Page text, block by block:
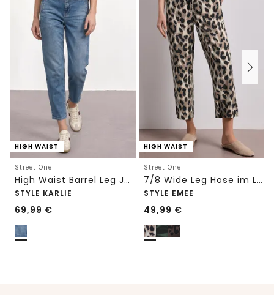
HIGH WAIST
Street One
High Waist Barrel Leg Jeans im Loose Fit
STYLE KARLIE
69,99 €
HIGH WAIST
Street One
7/8 Wide Leg Hose im Loose Fit mit Print
STYLE EMEE
49,99 €